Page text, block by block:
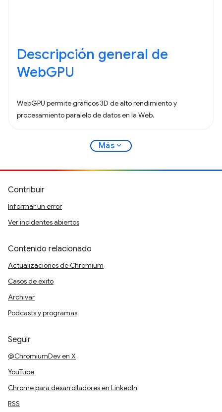
Descripción general de
WebGPU
WebGPU permite gráficos 3D de alto rendimiento y
procesamiento paralelo de datos en la Web.
Más expand_more
Contribuir
Informar un error
Ver incidentes abiertos
Contenido relacionado
Actualizaciones de Chromium
Casos de éxito
Archivar
Podcasts y programas
Seguir
@ChromiumDev en X
YouTube
Chrome para desarrolladores en LinkedIn
RSS